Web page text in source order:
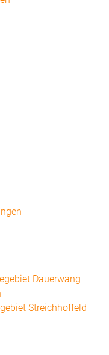
Dauerwang
Streichhoffeld